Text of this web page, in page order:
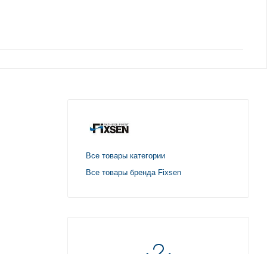
Все товары категории
Все товары бренда Fixsen